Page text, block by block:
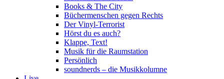
Books & The City
Büchermenschen gegen Rechts
Der Vinyl-Terrorist
Hörst du es auch?
Klappe, Text!
Musik für die Raumstation
Persönlich
soundnerds – die Musikkolumne